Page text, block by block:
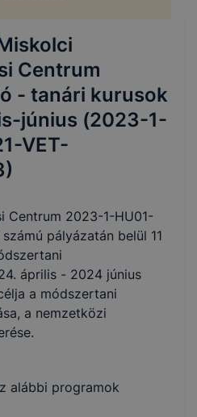
Centrum
- tanári kurusok
június (2023-1-
VET-
Centrum 2023-1-HU01-
pályázatán belül 11
április - 2024 június
a módszertani
a nemzetközi
alábbi programok